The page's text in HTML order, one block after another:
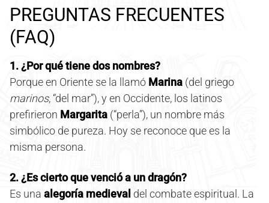
PREGUNTAS FRECUENTES
(FAQ)
1. ¿Por qué tiene dos nombres?
Porque en Oriente se la llamó Marina (del griego
marinos, “del mar”), y en Occidente, los latinos
prefirieron Margarita (“perla”), un nombre más
simbólico de pureza. Hoy se reconoce que es la
misma persona.
2. ¿Es cierto que venció a un dragón?
Es una alegoría medieval del combate espiritual. La